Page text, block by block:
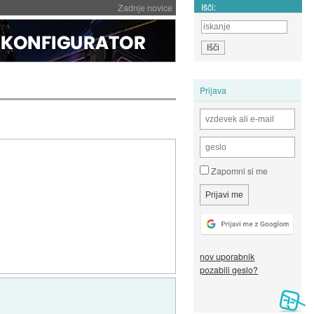
Zadnje novice Išči:
Prijava
Zapomni si me
nov uporabnik
pozabili geslo?